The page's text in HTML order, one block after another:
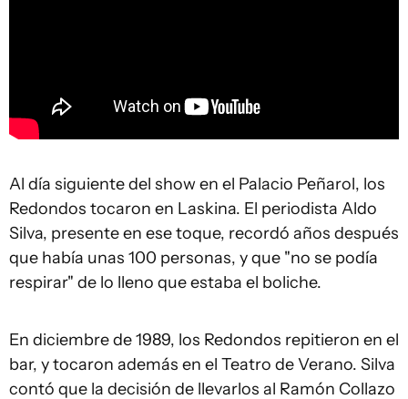
Al día siguiente del show en el Palacio Peñarol, los
Redondos tocaron en Laskina. El periodista Aldo
Silva, presente en ese toque, recordó años después
que había unas 100 personas, y que "no se podía
respirar" de lo lleno que estaba el boliche.
En diciembre de 1989, los Redondos repitieron en el
bar, y tocaron además en el Teatro de Verano. Silva
contó que la decisión de llevarlos al Ramón Collazo